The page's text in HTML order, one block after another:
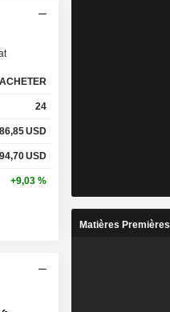
ACHETER
24
86,85USD
94,70USD
+9,03 %
Matières Premières